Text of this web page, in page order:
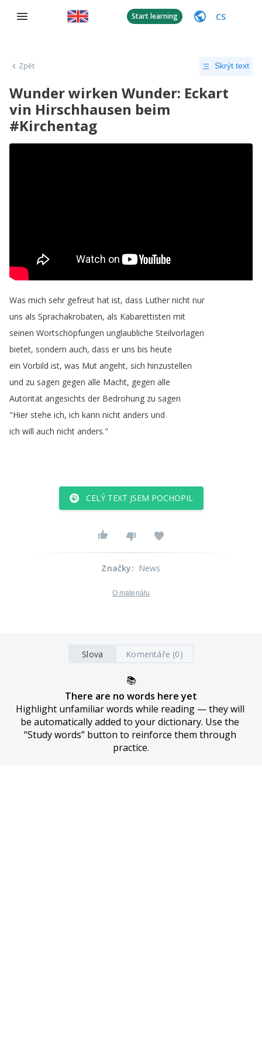
Start learning CS
Zpět Skrýt text
Wunder wirken Wunder: Eckart
vin Hirschhausen beim
#Kirchentag
Was mich sehr gefreut hat ist, dass Luther nicht nur
uns als Sprachakrobaten, als Kabarettisten mit
seinen Wortschöpfungen unglaubliche Steilvorlagen
bietet, sondern auch, dass er uns bis heute
ein Vorbild ist, was Mut angeht, sich hinzustellen
und zu sagen gegen alle Macht, gegen alle
Autorität angesichts der Bedrohung zu sagen
"Hier stehe ich, ich kann nicht anders und
ich will auch nicht anders."
CELÝ TEXT JSEM POCHOPIL
Značky: News
O materiálu
Slova Komentáře (0)
📚
There are no words here yet
Highlight unfamiliar words while reading — they will
be automatically added to your dictionary. Use the
“Study words” button to reinforce them through
practice.